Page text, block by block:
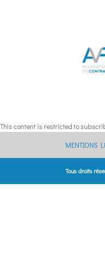
This content is restricted to
MENTIONS
Tous droits